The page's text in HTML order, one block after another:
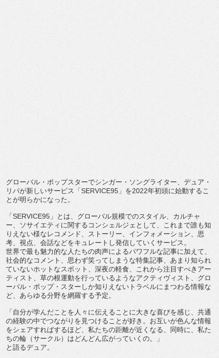
グローバル・ポップスターでシンガー・ソングライター、デュア・
リパが新しいサービス「SERVICE95 」を2022年初頭に始動するこ
とが明らかになった。
「SERVICE95 」とは、グローバル規模でのスタイル、 カルチャ
ー、ソサイエティに関するコンシェルジェとして、
これまで誰も知
りえない様なレコメンド、ストーリー、 インフォメーション、思
考、視点、 会話などをキュレートし発信していくサービス。
世界で最も魅力的な人たちの肉声によるパワフルな記事に加えて、
社会的なコメント、思わず笑ってしまうな特集記事、 あまり知られ
ていないホットなスポット、深夜の軽食、
これから注目すべきアー
ティスト、 草の根運動を行っているようなアクティヴィスト、グロ
ーバル・ ポップ・スターしか知りえないトラベルにまつわる情報な
ど、 あらゆる分野を網羅する予定。
「自分が学んだことを人々に伝えることに大きな喜びを感じ、 共通
の経験の中でつながりを見つけることが好き。 お互いが色んな情報
をシェアすればするほど、 私たちの距離が近くなる、同時に、私た
ちの輪（サークル） はどんどん広がっていくの。」
と語るデュア。